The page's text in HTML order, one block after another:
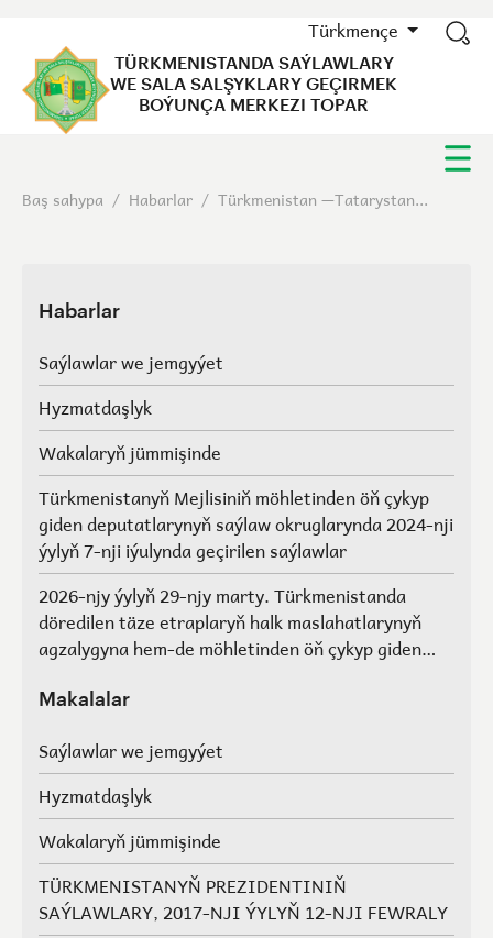
Türkmençe
TÜRKMENISTANDA SAÝLAWLARY
WE SALA SALŞYKLARY GEÇIRMEK
BOÝUNÇA MERKEZI TOPAR
Baş sahypa / Habarlar / Türkmenistan —Tatarystan...
Habarlar
Saýlawlar we jemgyýet
Hyzmatdaşlyk
Wakalaryň jümmişinde
Türkmenistanyň Mejlisiniň möhletinden öň çykyp
giden deputatlarynyň saýlaw okruglarynda 2024-nji
ýylyň 7-nji iýulynda geçirilen saýlawlar
2026-njy ýylyň 29-njy marty. Türkmenistanda
döredilen täze etraplaryň halk maslahatlarynyň
agzalygyna hem-de möhletinden öň çykyp giden
maslahatlarynyň we Geňeşleriň agzalarynyň ýerine
Makalalar
Saýlawlar we jemgyýet
Hyzmatdaşlyk
Wakalaryň jümmişinde
TÜRKMENISTANYŇ PREZIDENTINIŇ
SAÝLAWLARY, 2017-NJI ÝYLYŇ 12-NJI FEWRALY